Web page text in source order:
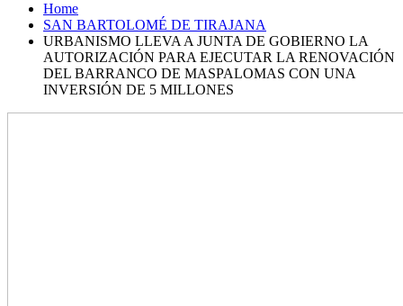
Home
SAN BARTOLOMÉ DE TIRAJANA
URBANISMO LLEVA A JUNTA DE GOBIERNO LA
AUTORIZACIÓN PARA EJECUTAR LA RENOVACIÓN
DEL BARRANCO DE MASPALOMAS CON UNA
INVERSIÓN DE 5 MILLONES